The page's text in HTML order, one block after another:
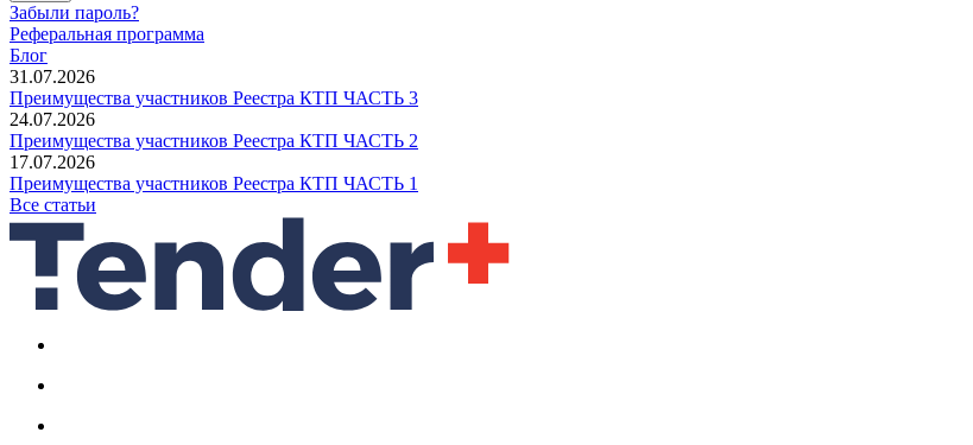
Забыли пароль?
Реферальная программа
Блог
31.07.2026
Преимущества участников Реестра КТП ЧАСТЬ 3
24.07.2026
Преимущества участников Реестра КТП ЧАСТЬ 2
17.07.2026
Преимущества участников Реестра КТП ЧАСТЬ 1
Все статьи